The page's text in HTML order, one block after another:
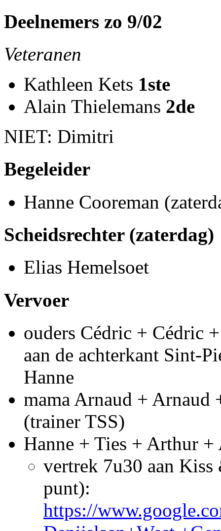
Deelnemers zo 9/02
Veteranen
Kathleen Kets 1ste
Alain Thielemans 2de
NIET: Dimitri
Begeleider
Hanne Cooreman
Scheidsrechter (zaterdag)
Elias Hemelsoet
Vervoer
ouders Cédric + Cédric
aan de achterkant Sint-
Hanne
mama Arnaud + Arnaud
(trainer TSS)
Hanne + Ties + Arthur
vertrek 7u30 aan
punt):
https://